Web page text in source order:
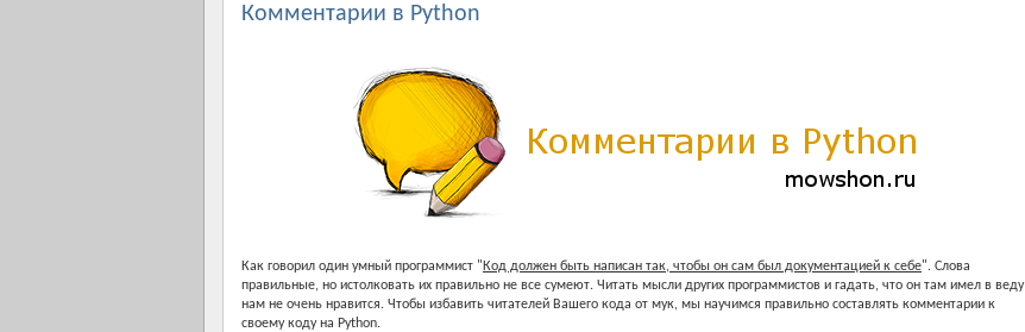
Комментарии в Python
Как говорил один умный программист "Код должен быть написан так, чтобы он сам был документацией к себе". Слова
правильные, но истолковать их правильно не все сумеют. Читать мысли других программистов и гадать, что он там имел в веду
нам не очень нравится. Чтобы избавить читателей Вашего кода от мук, мы научимся правильно составлять комментарии к
своему коду на Python.